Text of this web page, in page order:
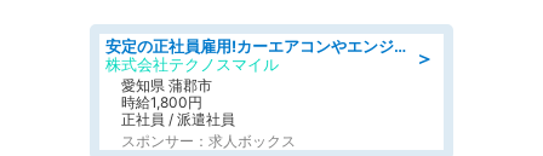
＞
安定の正社員雇用!カーエアコンやエンジンの製造・加工業務 denso aichi
株式会社テクノスマイル
愛知県 蒲郡市
時給1,800円
正社員 / 派遣社員
スポンサー：求人ボックス